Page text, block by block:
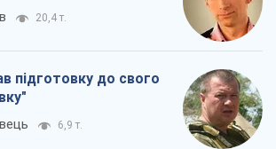
20,4 т.
підготовку до свого
6,9 т.